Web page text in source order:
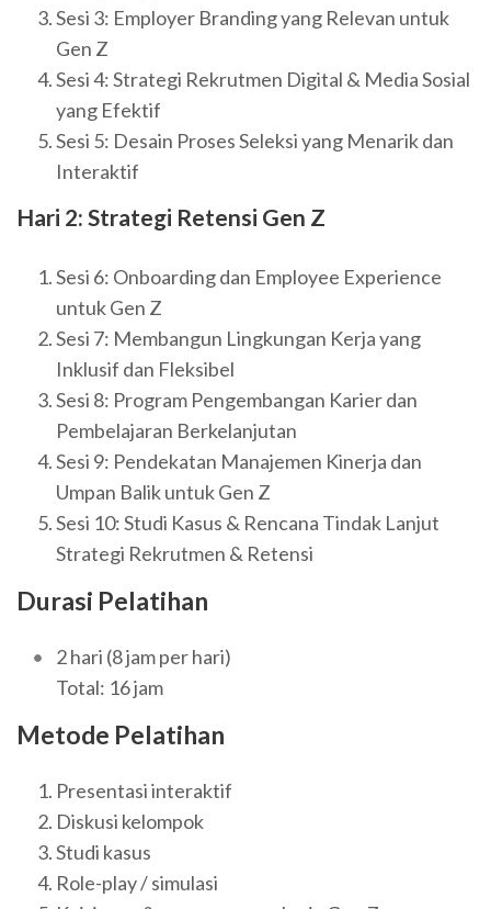
Sesi 3: Employer Branding yang Relevan untuk
Gen Z
Sesi 4: Strategi Rekrutmen Digital & Media Sosial
yang Efektif
Sesi 5: Desain Proses Seleksi yang Menarik dan
Interaktif
Hari 2: Strategi Retensi Gen Z
Sesi 6: Onboarding dan Employee Experience
untuk Gen Z
Sesi 7: Membangun Lingkungan Kerja yang
Inklusif dan Fleksibel
Sesi 8: Program Pengembangan Karier dan
Pembelajaran Berkelanjutan
Sesi 9: Pendekatan Manajemen Kinerja dan
Umpan Balik untuk Gen Z
Sesi 10: Studi Kasus & Rencana Tindak Lanjut
Strategi Rekrutmen & Retensi
Durasi Pelatihan
2 hari (8 jam per hari)
Total: 16 jam
Metode Pelatihan
Presentasi interaktif
Diskusi kelompok
Studi kasus
Role-play / simulasi